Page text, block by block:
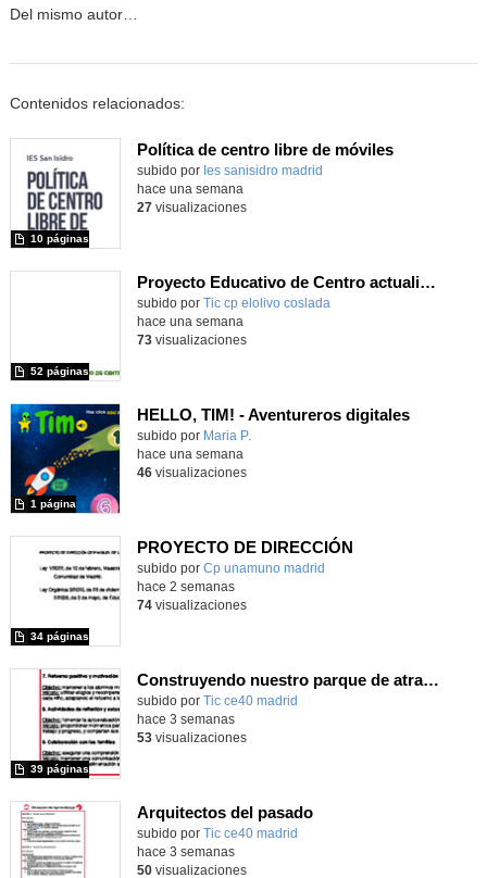
Del mismo autor…
Contenidos relacionados:
Política de centro libre de móviles
subido por Ies sanisidro madrid
10 páginas
hace una semana
27visualizaciones
Proyecto Educativo de Centro actualizado 2026
subido por Tic cp elolivo coslada
52 páginas
hace una semana
73visualizaciones
HELLO, TIM! - Aventureros digitales
Contenido educativo.
subido por Maria P.
1 página
hace una semana
46visualizaciones
PROYECTO DE DIRECCIÓN
Contenido educativo.
subido por Cp unamuno madrid
34 páginas
hace 2 semanas
74visualizaciones
Construyendo nuestro parque de atracciones
subido por Tic ce40 madrid
39 páginas
hace 3 semanas
53visualizaciones
Arquitectos del pasado
subido por Tic ce40 madrid
hace 3 semanas
50visualizaciones